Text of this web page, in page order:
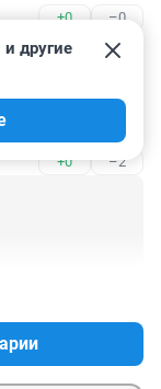
+0 –0
всех экранах
+0 –2
другие